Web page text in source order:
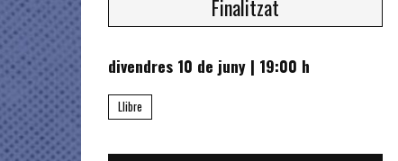
Finalitzat
divendres 10 de juny | 19:00 h
Llibre